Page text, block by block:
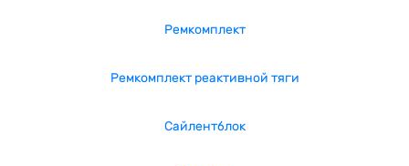
Ремкомплект
Ремкомплект реактивной тяги
Сайлентблок